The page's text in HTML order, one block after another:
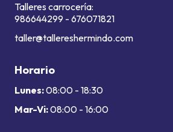
Talleres carrocería:
986644299 - 676071821
taller@tallereshermindo.com
Horario
Lunes:08:00 - 18:30
Mar-Vi:08:00 - 16:00